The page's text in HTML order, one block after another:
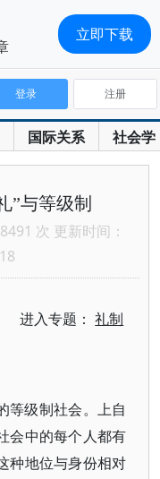
国际关系 社会学
登录 注册
”与等级制
次 更新时间：
进入专题：礼制
等级制社会。上自
会中的每个人都有
种地位与身份相对
立即下载